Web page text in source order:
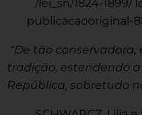
/lei_sn/1824-1899/
publicacaooriginal-
“De tão
tradição, estendendo
República, sobretudo